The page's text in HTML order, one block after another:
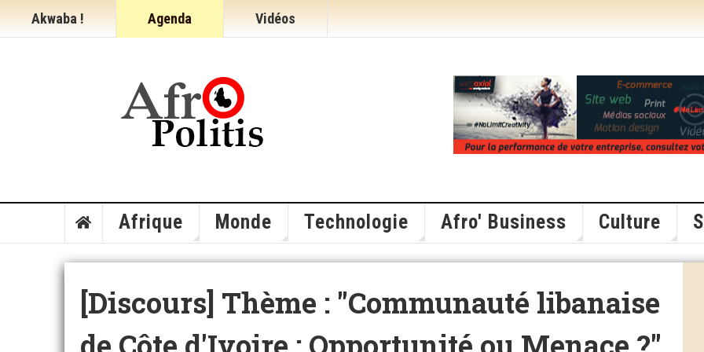
Akwaba ! Agenda Vidéos
Afrique Monde Technologie Afro' Business Culture
[Discours] Thème : "Communauté libanaise